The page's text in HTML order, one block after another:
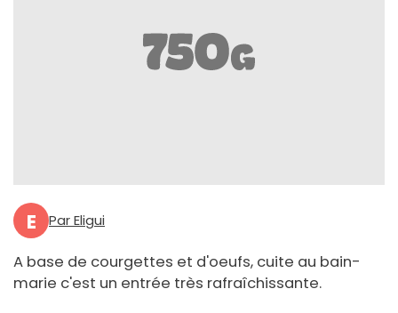
E Par Eligui
A base de courgettes et d'oeufs, cuite au bain-
marie c'est un entrée très rafraîchissante.